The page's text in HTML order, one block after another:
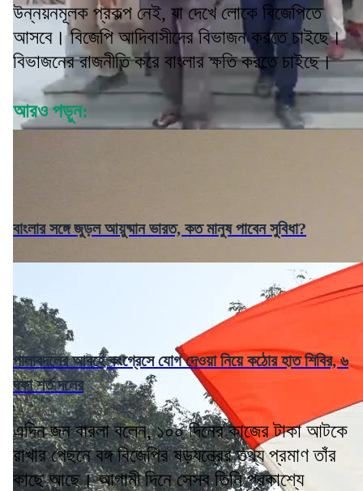
উন্নয়নমূলক প্রকল্প নেই, যা দেখে লোকে বিজেপিতে
আসবে। বিজেপি আদিবাসীদের বিভাজন করতে চাইছে।
বিভাজনের রাজনীতি করে বাংলার ক্ষতি করতে চাইছে।
আরও পড়ুন:
বাংলার সঙ্গে জুড়ল আয়ুষ্মান ভারত, কত মানুষ পাবেন সুবিধা?
পালাবদলের আবহে কংগ্রেসে যোগ দেওয়া নিয়ে কঠোর হাত শিবির, ৬
দফা শর্ত দলের
এদিন জন বারলা বলেন, ১০০ দিনের কাজের টাকা আটকে
রাখার পেছনে বঙ্গ বিজেপির ষড়যন্ত্রের তথ্য প্রমাণ তাঁর
কাছে আছে। আগামী দিনে সেসব তিনি প্রকাশ্যে